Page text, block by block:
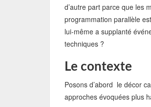
d’autre part parce que les
programmation parallèle
lui-même a supplanté
techniques ?
Le contexte
Posons d’abord le décor
approches évoquées plus